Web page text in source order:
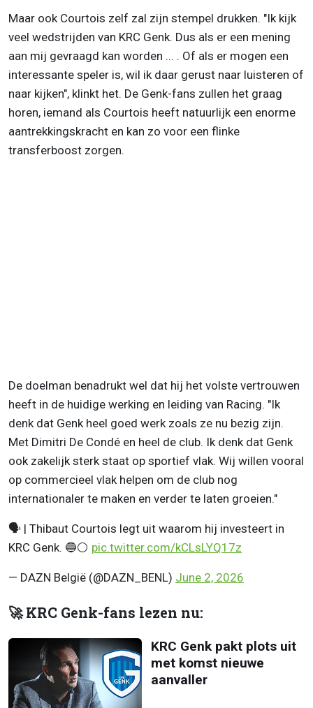
Maar ook Courtois zelf zal zijn stempel drukken. "Ik kijk
veel wedstrijden van KRC Genk. Dus als er een mening
aan mij gevraagd kan worden ... . Of als er mogen een
interessante speler is, wil ik daar gerust naar luisteren of
naar kijken", klinkt het. De Genk-fans zullen het graag
horen, iemand als Courtois heeft natuurlijk een enorme
aantrekkingskracht en kan zo voor een flinke
transferboost zorgen.
De doelman benadrukt wel dat hij het volste vertrouwen
heeft in de huidige werking en leiding van Racing. "Ik
denk dat Genk heel goed werk zoals ze nu bezig zijn.
Met Dimitri De Condé en heel de club. Ik denk dat Genk
ook zakelijk sterk staat op sportief vlak. Wij willen vooral
op commercieel vlak helpen om de club nog
internationaler te maken en verder te laten groeien."
🗣️ | Thibaut Courtois legt uit waarom hij investeert in
KRC Genk. 🔵⚪️ pic.twitter.com/kCLsLYQ17z
— DAZN België (@DAZN_BENL) June 2, 2026
🚀 KRC Genk-fans lezen nu:
KRC Genk pakt plots uit
met komst nieuwe
aanvaller